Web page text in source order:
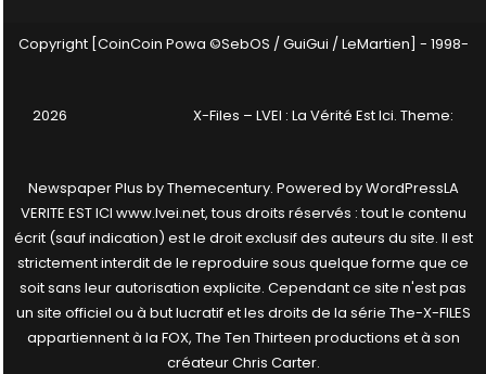
Copyright [CoinCoin Powa ©SebOS / GuiGui / LeMartien] - 1998-
2026 X-Files – LVEI : La Vérité Est Ici. Theme:
Newspaper Plus byThemecentury. Powered byWordPressLA
VERITE EST ICI www.lvei.net, tous droits réservés : tout le contenu
écrit (sauf indication) est le droit exclusif des auteurs du site. Il est
strictement interdit de le reproduire sous quelque forme que ce
soit sans leur autorisation explicite. Cependant ce site n'est pas
un site officiel ou à but lucratif et les droits de la série The-X-FILES
appartiennent à la FOX, The Ten Thirteen productions et à son
créateur Chris Carter.